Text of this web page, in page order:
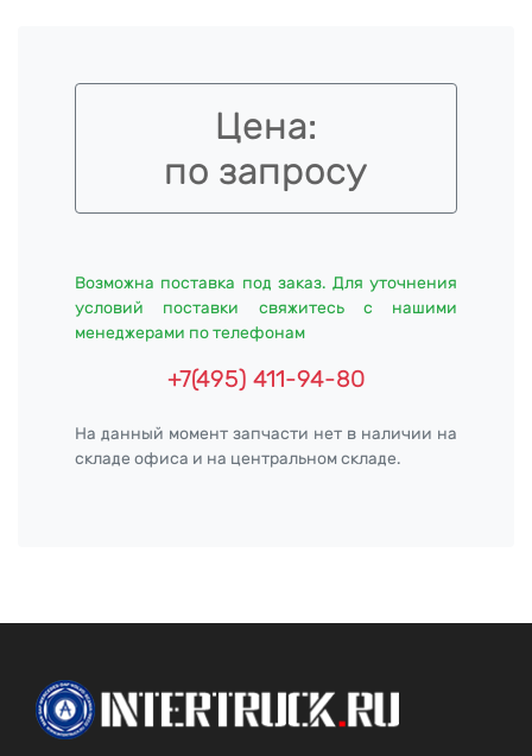
Цена:
по запросу
Возможна поставка под заказ. Для уточнения
условий поставки свяжитесь с нашими
менеджерами по телефонам
+7(495) 411-94-80
На данный момент запчасти нет в наличии на
складе офиса и на центральном складе.